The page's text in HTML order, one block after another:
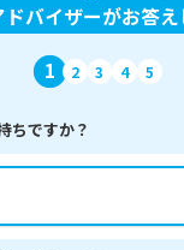
ドバイザーがお答
1 2 3 4 5
ちですか？